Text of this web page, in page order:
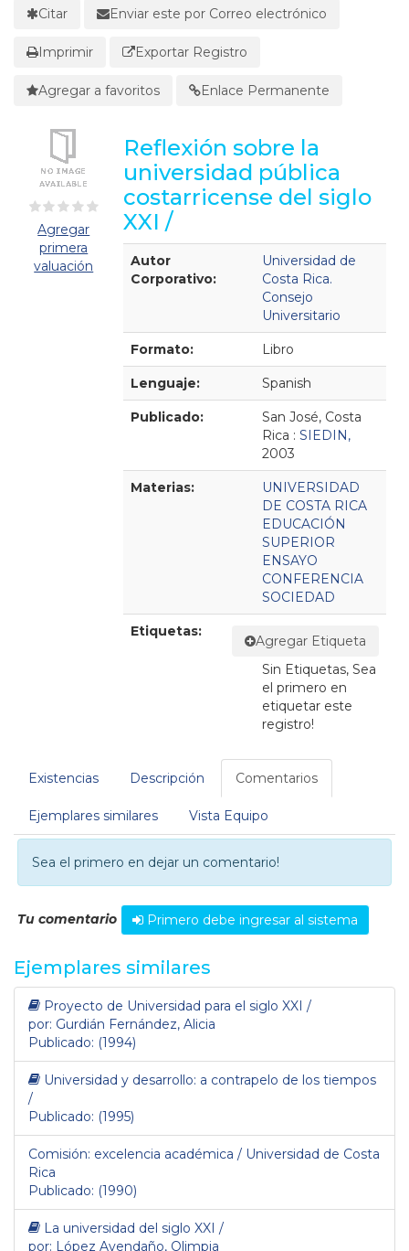
Citar Enviar este por Correo electrónico
Imprimir Exportar Registro
Agregar a favoritos Enlace Permanente
Agregar
primera
valuación
Reflexión sobre la
universidad pública
costarricense del siglo
XXI /
Detalles Bibliográficos
Autor
Corporativo:
Universidad de
Costa Rica.
Consejo
Universitario
Formato: Libro
Lenguaje: Spanish
Publicado:
San José, Costa
Rica : SIEDIN,
2003
Materias:
UNIVERSIDAD
DE COSTA RICA
EDUCACIÓN
SUPERIOR
ENSAYO
CONFERENCIA
SOCIEDAD
Etiquetas:
Agregar Etiqueta
Sin Etiquetas, Sea
el primero en
etiquetar este
registro!
Existencias Descripción Comentarios
Ejemplares similares Vista Equipo
Sea el primero en dejar un comentario!
Tu comentario Primero debe ingresar al sistema
Ejemplares similares
Proyecto de Universidad para el siglo XXI /
por: Gurdián Fernández, Alicia
Publicado: (1994)
Universidad y desarrollo: a contrapelo de los tiempos
/
Publicado: (1995)
Comisión: excelencia académica / Universidad de Costa
Rica
Publicado: (1990)
La universidad del siglo XXI /
por: López Avendaño, Olimpia